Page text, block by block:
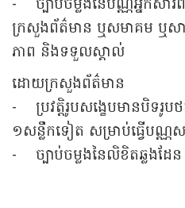
- ច្បាប់ចម្លងនៃបណ្ណអ្នកសា
ក្រសួងព័ត៌មាន ឬសមាគម ឬស
ភាព និងទទួលស្គាល់
ដោយក្រសួងព័ត៌មាន
- ប្រវត្តិរូបសង្ខេបមានបិទរូ
១សន្លឹកទៀត សម្រាប់ធ្វើបណ្ណស
- ច្បាប់ចម្លងនៃលិខិតឆ្លងដែ